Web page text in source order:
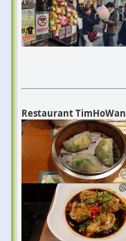
Restaurant TimHoWan